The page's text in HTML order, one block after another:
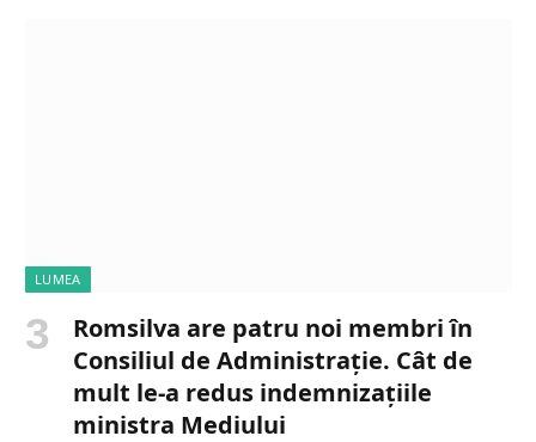
LUMEA
Romsilva are patru noi membri în
Consiliul de Administrație. Cât de
mult le-a redus indemnizațiile
ministra Mediului